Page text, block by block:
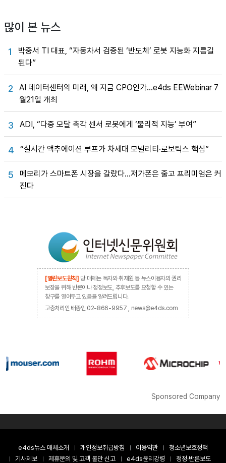
많이 본 뉴스
1
박중서 TI 대표, “자동차서 검증된 ‘반도체’ 로봇 지능화 지름길
된다”
2
AI 데이터센터의 미래, 왜 지금 CPO인가…e4ds EEWebinar 7
월21일 개최
3 ADI, “다중 모달 촉각 센서 로봇에게 ‘물리적 지능’ 부여”
4 “실시간 액추에이션 루프가 차세대 모빌리티·로보틱스 핵심”
5
메모리가 스마트폰 시장을 갈랐다…저가폰은 줄고 프리미엄은 커
진다
[열린보도원칙] 당 매체는 독자와 취재원 등 뉴스이용자의 권리
보장을 위해 반론이나 정정보도, 추후보도를 요청할 수 있는
창구를 열어두고 있음을 알려드립니다.
고충처리인 배종인 02-866-9957 , news@e4ds.com
Sponsored Company
e4ds뉴스 매체소개 개인정보취급방침 이용약관
청소년보호정책
기사제보
제휴문의 및 고객 불만 신고 e4ds윤리강령 정정·반론보도